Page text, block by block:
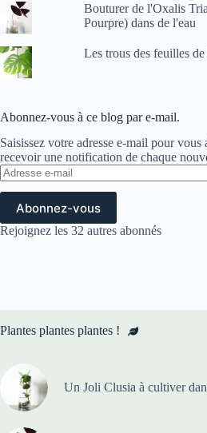
Bouturer de l'Oxalis
Pourpre) dans de l'eau
Les trous des feuilles
Abonnez-vous à ce blog par e-mail.
Saisissez votre adresse e-mail pour vous
recevoir une notification de chaque
Adresse
e-
mail
Abonnez-vous
Rejoignez les 32 autres abonnés
Plantes plantes plantes !
Un Joli Clusia à cultiver